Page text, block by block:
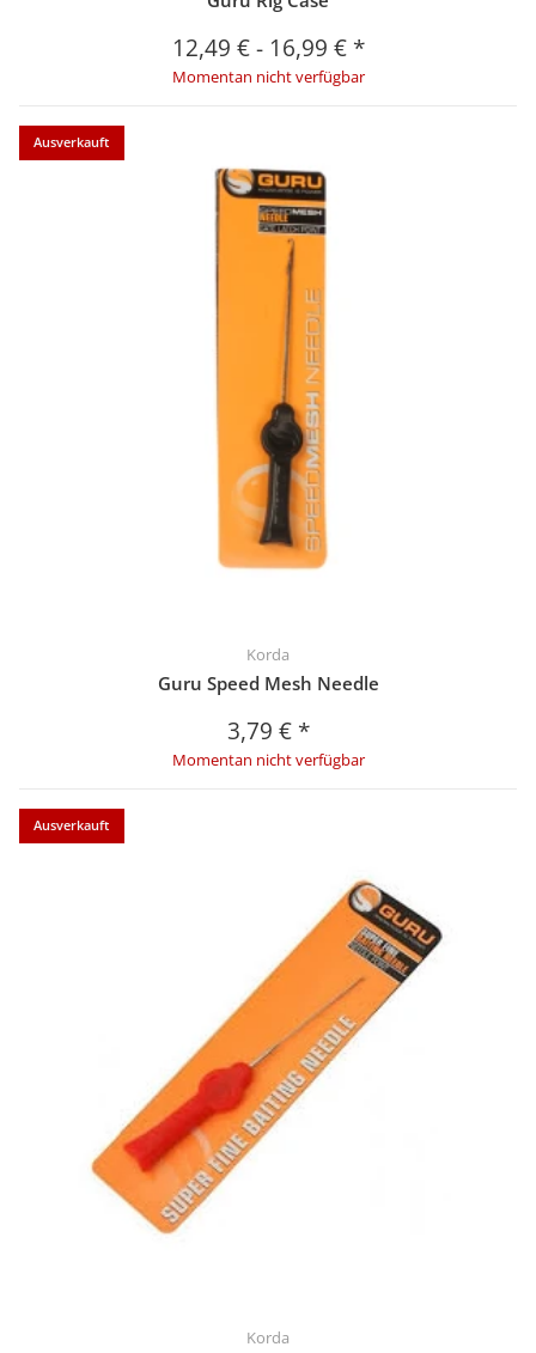
12,49 €- 16,99 € *
Momentan nicht verfügbar
Ausverkauft
Korda
Guru Speed Mesh Needle
3,79 € *
Momentan nicht verfügbar
Ausverkauft
Korda